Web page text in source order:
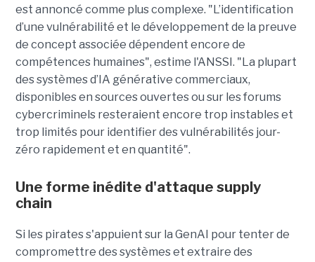
est annoncé comme plus complexe. "L’identification
d’une vulnérabilité et le développement de la preuve
de concept associée dépendent encore de
compétences humaines", estime l'ANSSI. "La plupart
des systèmes d’IA générative commerciaux,
disponibles en sources ouvertes ou sur les forums
cybercriminels resteraient encore trop instables et
trop limités pour identifier des vulnérabilités jour-
zéro rapidement et en quantité".
Une forme inédite d'attaque supply
chain
Si les pirates s'appuient sur la GenAI pour tenter de
compromettre des systèmes et extraire des